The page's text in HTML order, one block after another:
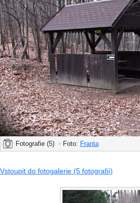
Fotografie (5) • Foto: Franta
Vstoupit do fotogalerie (5 fotografií)